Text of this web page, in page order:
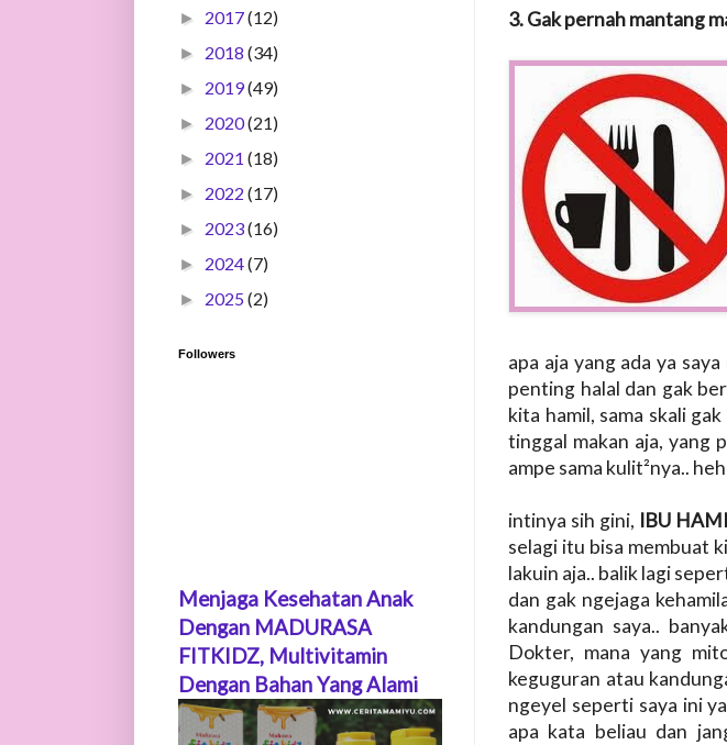
3. Gak pernah mantang
apa aja yang ada ya saya
penting halal dan gak
kita hamil, sama skali
tinggal makan aja, yang
ampe sama kulit²nya..
intinya sih gini, IBU
selagi itu bisa membuat
lakuin aja.. balik lagi
dan gak ngejaga
kandungan saya..
Dokter, mana yang
keguguran atau
ngeyel seperti saya ini
apa kata beliau dan
► 2017(12)
► 2018 (34)
► 2019(49)
► 2020(21)
► 2021 (18)
► 2022 (17)
► 2023(16)
► 2024(7)
► 2025(2)
Followers
Menjaga Kesehatan Anak
Dengan MADURASA
FITKIDZ, Multivitamin
Dengan Bahan Yang Alami